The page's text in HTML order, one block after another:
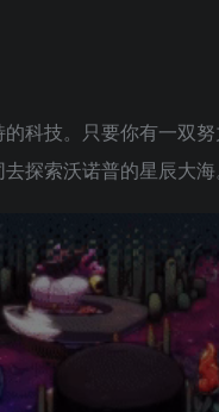
科技。只要你有一双
探索沃诺普的星辰大海